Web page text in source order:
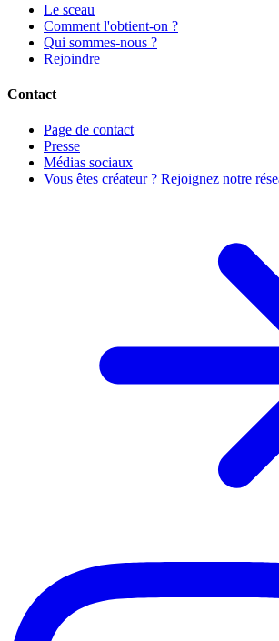
Le sceau
Comment l'obtient-on ?
Qui sommes-nous ?
Rejoindre
Contact
Page de contact
Presse
Médias sociaux
Vous êtes créateur ? Rejoignez notre